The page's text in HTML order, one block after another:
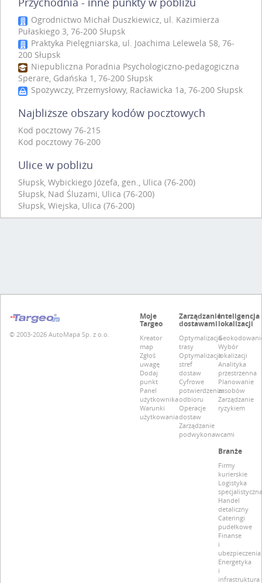
Ogrodnictwo Michał Duszkiewicz, ul. Kazimierza
Pułaskiego 3, 76-200 Słupsk
Praktyka Pielęgniarska, ul. Joachima Lelewela 58, 76-
200 Słupsk
Niepubliczna Poradnia Psychologiczno-pedagogiczna
Sperare, Gdańska 1, 76-200 Słupsk
Spożywczy, Przemysłowy, Racławicka 1a, 76-200 Słupsk
Najbliższe obszary kodów pocztowych
Kod pocztowy 76-215
Kod pocztowy 76-200
Ulice w pobliżu
Słupsk, Wybickiego Józefa, gen., Ulica (76-200)
Słupsk, Nad Śluzami, Ulica (76-200)
Słupsk, Wiejska, Ulica (76-200)
© 2003-2026 AutoMapa Sp. z o.o.
Moje
Targeo
Kreator
map
Zgłoś
uwagę
Dodaj
punkt
Panel
użytkownika
Warunki
użytkowania
Zarządzanie
dostawami
Optymalizacja
trasy
Optymalizacja
stref
dostaw
Cyfrowe
potwierdzenie
odbioru
Operacje
dostaw
Zarządzanie
podwykonawcami
Inteligencja
lokalizacji
Wybór
lokalizacji
Analityka
przestrzenna
Planowanie
zasobów
Zarządzanie
ryzykiem
Branże
Firmy
kurierskie
Logistyka
specjalistyczna
Handel
detaliczny
Cateringi
pudełkowe
Finanse
i
ubezpieczenia
Energetyka
i
infrastruktura